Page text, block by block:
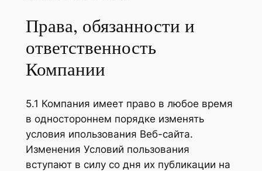
Права, обязанности и
ответственность
Компании
5.1 Компания имеет право в любое время
в одностороннем порядке изменять
условия ипользования Веб-сайта.
Изменения Условий пользования
вступают в силу со дня их публикации на